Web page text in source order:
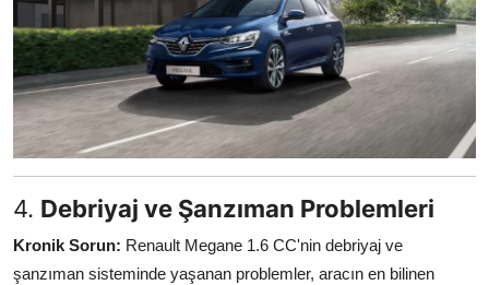
4. Debriyaj ve Şanzıman Problemleri
Kronik Sorun: Renault Megane 1.6 CC'nin debriyaj ve
şanzıman sisteminde yaşanan problemler, aracın en bilinen